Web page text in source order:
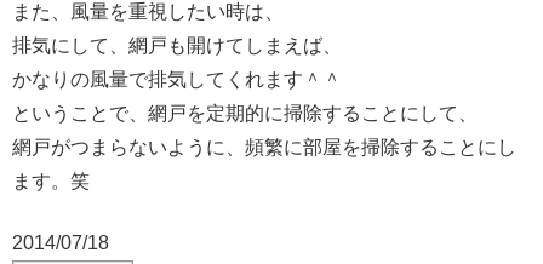
また、風量を重視したい時は、
排気にして、網戸も開けてしまえば、
かなりの風量で排気してくれます＾＾
ということで、網戸を定期的に掃除することにして、
網戸がつまらないように、頻繁に部屋を掃除することにし
ます。笑
2014/07/18